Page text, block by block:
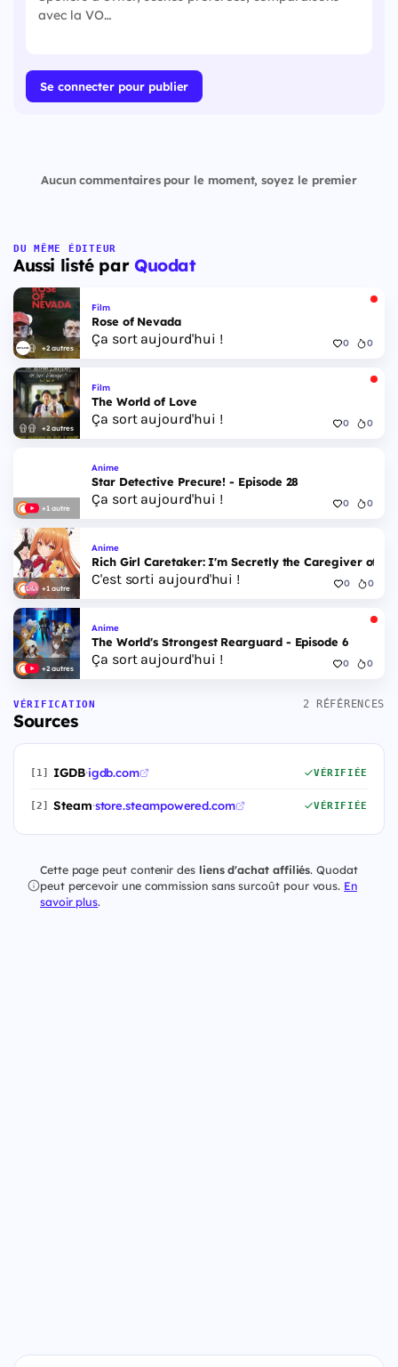
Se connecter pour publier
Aucun commentaires pour le moment, soyez le premier
DU MÊME ÉDITEUR
Aussi listé par Quodat
+2 autres
Film
Rose of Nevada
Ça sort aujourd'hui ! 0 0
+2 autres
Film
The World of Love
Ça sort aujourd'hui ! 0 0
+1 autre
Anime
Star Detective Precure! - Episode 28
Ça sort aujourd'hui ! 0 0
+1 autre
Anime
Rich Girl Caretaker: I'm Secretly the Caregiver of
C'est sorti aujourd'hui ! 0 0
+2 autres
Anime
The World's Strongest Rearguard - Episode 6
Ça sort aujourd'hui ! 0 0
VÉRIFICATION
Sources
2 RÉFÉRENCES
[1] IGDB·igdb.com VÉRIFIÉE
[2] Steam·store.steampowered.com VÉRIFIÉE
Cette page peut contenir des liens d'achat affiliés. Quodat
peut percevoir une commission sans surcoût pour vous. En
savoir plus.